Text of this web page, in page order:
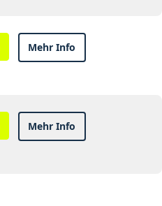
Mehr Info
Mehr Info